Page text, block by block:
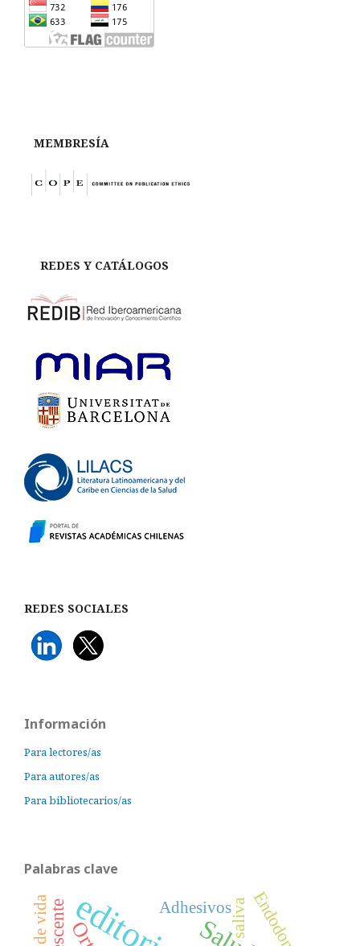
MEMBRESÍA
REDES Y CATÁLOGOS
REDES SOCIALES
Información
Para lectores/as
Para autores/as
Para bibliotecarios/as
Palabras clave
saliva
Adhesivos